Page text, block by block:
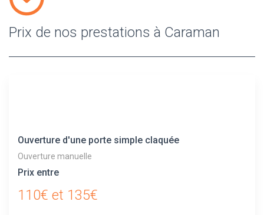
Prix de nos prestations à Caraman
Ouverture d'une porte simple claquée
Ouverture manuelle
Prix entre
110€ et 135€